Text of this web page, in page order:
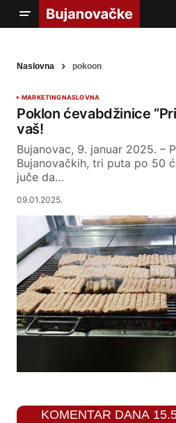
Naslovna pokoon
MARKETINGNASLOVNA
Poklon ćevabdžinice
vaš!
Bujanovac, 9. januar 2025. –
Bujanovačkih, tri puta po 50
juče da…
09.01.2025.
KOMENTAR DANA